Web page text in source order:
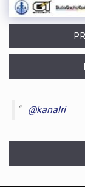
@kanalri